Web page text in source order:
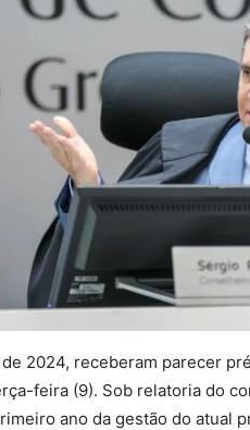
2024, receberam parecer
feira (9). Sob relatoria do
ano da gestão do atual